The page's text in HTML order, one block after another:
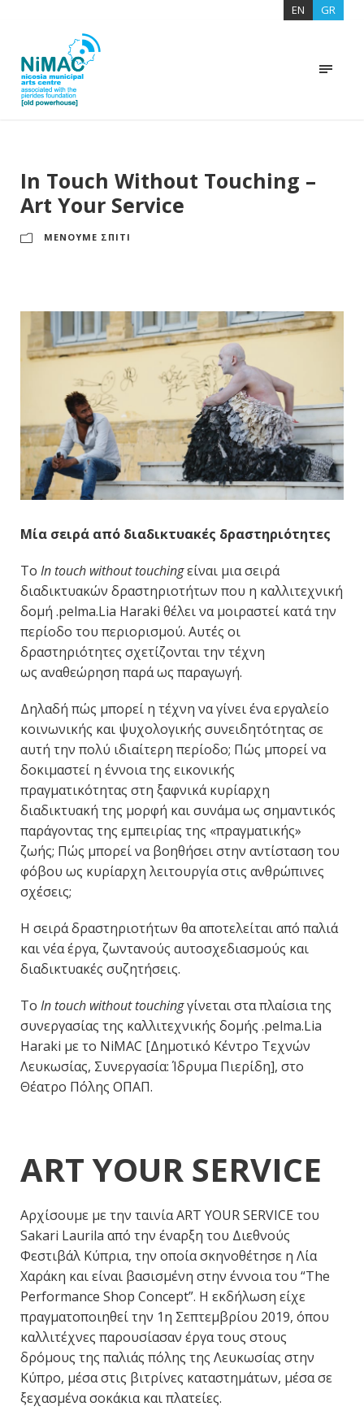
EN GR
In Touch Without Touching –
Art Your Service
ΜΕΝΟΥΜΕ ΣΠΙΤΙ
Μία σειρά από διαδικτυακές δραστηριότητες
To In touch without touchingείναι μια σειρά
διαδικτυακών δραστηριοτήτων που η καλλιτεχνική
δομή .pelma.Lia Haraki θέλει να μοιραστεί κατά την
περίοδο του περιορισμού. Αυτές οι
δραστηριότητες σχετίζονται την τέχνη
ως αναθεώρηση παρά ως παραγωγή.
Δηλαδή πώς μπορεί η τέχνη να γίνει ένα εργαλείο
κοινωνικής και ψυχολογικής συνειδητότητας σε
αυτή την πολύ ιδιαίτερη περίοδο; Πώς μπορεί να
δοκιμαστεί η έννοια της εικονικής
πραγματικότητας στη ξαφνικά κυρίαρχη
διαδικτυακή της μορφή και συνάμα ως σημαντικός
παράγοντας της εμπειρίας της «πραγματικής»
ζωής; Πώς μπορεί να βοηθήσει στην αντίσταση του
φόβου ως κυρίαρχη λειτουργία στις ανθρώπινες
σχέσεις;
H σειρά δραστηριοτήτων θα αποτελείται από παλιά
και νέα έργα, ζωντανούς αυτοσχεδιασμούς και
διαδικτυακές συζητήσεις.
To In touch without touchingγίνεται στα πλαίσια της
συνεργασίας της καλλιτεχνικής δομής .pelma.Lia
Haraki με το NiMAC [Δημοτικό Κέντρο Τεχνών
Λευκωσίας, Συνεργασία: Ίδρυμα Πιερίδη], στο
Θέατρο Πόλης ΟΠΑΠ.
ART YOUR SERVICE
Αρχίσουμε με την ταινία ART YOUR SERVICE του
Sakari Laurila από την έναρξη του Διεθνούς
Φεστιβάλ Κύπρια, την οποία σκηνοθέτησε η Λία
Χαράκη και είναι βασισμένη στην έννοια του “The
Performance Shop Concept”. Η εκδήλωση είχε
πραγματοποιηθεί την 1η Σεπτεμβρίου 2019, όπου
καλλιτέχνες παρουσίασαν έργα τους στους
δρόμους της παλιάς πόλης της Λευκωσίας στην
Κύπρο, μέσα στις βιτρίνες καταστημάτων, μέσα σε
ξεχασμένα σοκάκια και πλατείες.